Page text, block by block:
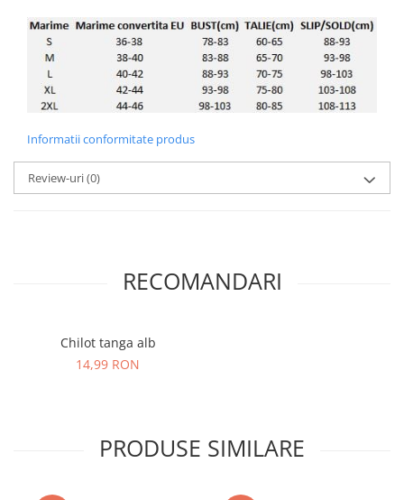
Informatii conformitate produs
Review-uri(0)
RECOMANDARI
Chilot tanga alb
14,99 RON
PRODUSE SIMILARE